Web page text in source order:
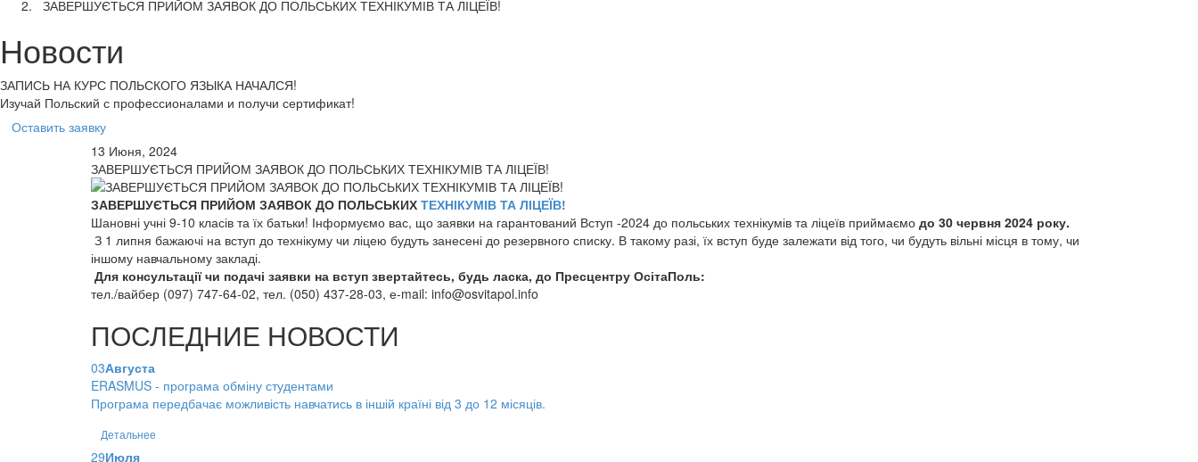
ЗАВЕРШУЄТЬСЯ ПРИЙОМ ЗАЯВОК ДО ПОЛЬСЬКИХ ТЕХНІКУМІВ ТА ЛІЦЕЇВ!
Новости
ЗАПИСЬ НА КУРС ПОЛЬСКОГО ЯЗЫКА НАЧАЛСЯ!
Изучай Польский с профессионалами и получи сертификат!
Оставить заявку
13 Июня, 2024
ЗАВЕРШУЄТЬСЯ ПРИЙОМ ЗАЯВОК ДО ПОЛЬСЬКИХ ТЕХНІКУМІВ ТА ЛІЦЕЇВ!
ЗАВЕРШУЄТЬСЯ ПРИЙОМ ЗАЯВОК ДО ПОЛЬСЬКИХ ТЕХНІКУМІВ ТА ЛІЦЕЇВ!
Шановні учні 9-10 класів та їх батьки! Інформуємо вас, що заявки на гарантований Вступ -2024 до польських технікумів та ліцеїв приймаємо до 30 червня 2024 року.
З 1 липня бажаючі на вступ до технікуму чи ліцею будуть занесені до резервного списку. В такому разі, їх вступ буде залежати від того, чи будуть вільні місця в тому, чи
іншому навчальному закладі.
Для консультації чи подачі заявки на вступ звертайтесь, будь ласка, до Пресцентру ОсітаПоль:
тел./вайбер (097) 747-64-02, тел. (050) 437-28-03, е-mail: info@osvitapol.info
ПОСЛЕДНИЕ НОВОСТИ
03Августа
ERASMUS - програма обміну студентами
Програма передбачає можливість навчатись в іншій країні від 3 до 12 місяців.
Детальнее
29Июля